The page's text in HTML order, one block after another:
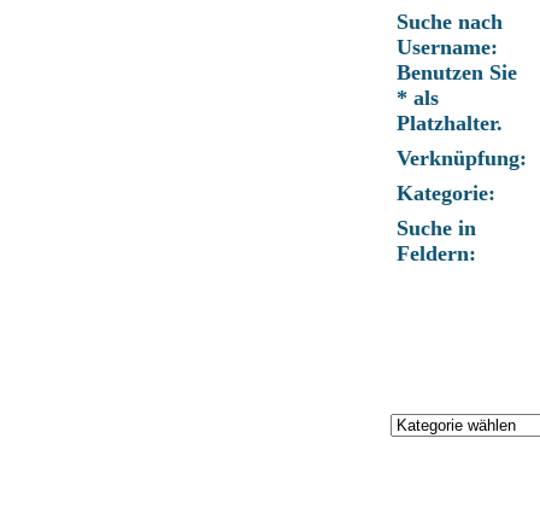
Suche nach
Username:
Benutzen Sie
* als
Platzhalter.
Verknüpfung:
Kategorie:
Suche in
Feldern: